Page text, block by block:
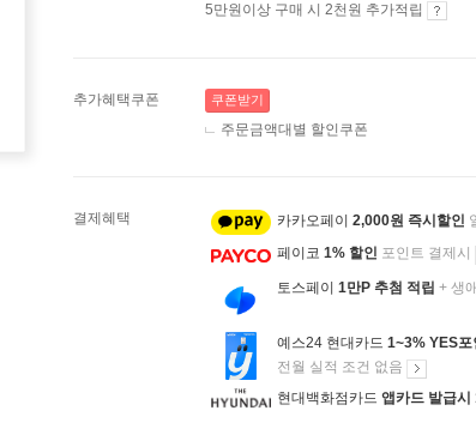
5만원이상 구매 시 2천원 추가적립
추가혜택쿠폰 쿠폰받기
주문금액대별 할인쿠폰
결제혜택 카카오페이 2,000원 즉시할인
페이코 1% 할인 포인트 결제시
토스페이 1만P 추첨 적립 + 생
예스24 현대카드 1~3% YES포
전월 실적 조건 없음
현대백화점카드 앱카드 발급시